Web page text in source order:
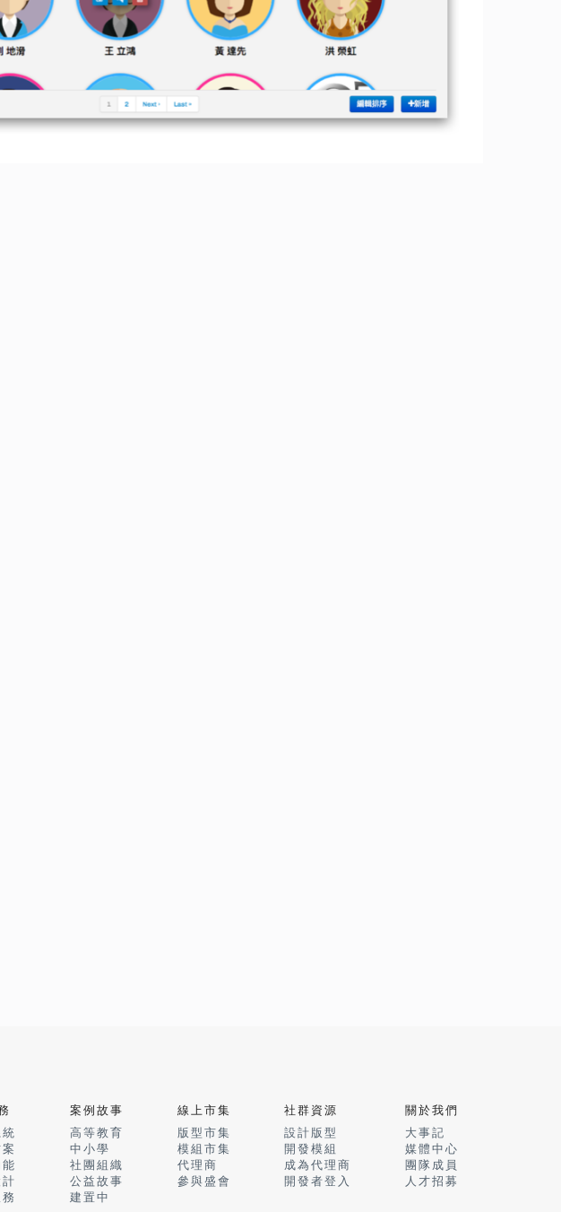
案例故事
高等教育
中小學
社團組織
公益故事
建置中
線上市集
版型市集
模組市集
代理商
參與盛會
社群資源
設計版型
開發模組
成為代理商
開發者登入
關於我們
大事記
媒體中心
團隊成員
人才招募